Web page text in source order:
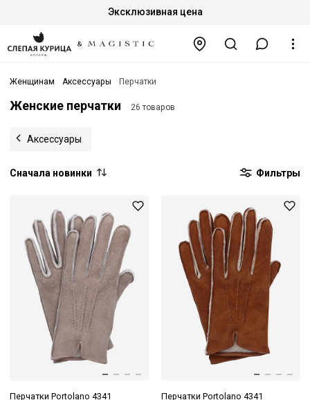
Эксклюзивная цена
Женщинам Аксессуары Перчатки
Женские перчатки 26 товаров
Аксессуары
Сначала новинки Фильтры
Перчатки Portolano 4341 Перчатки Portolano 4341